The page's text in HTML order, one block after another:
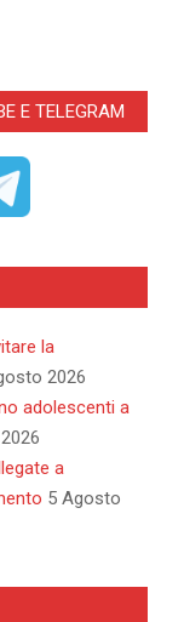
E TELEGRAM
la
2026
adolescenti a
a
5 Agosto